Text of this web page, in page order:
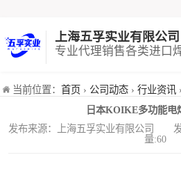
上海五孚实业有限公司
专业代理销售各类进口
当前位置： 首页 › 公司动态 › 行业资讯
日本KOIKE多功能电
发布来源：上海五孚实业有限公司
量:60
焊机
切割机